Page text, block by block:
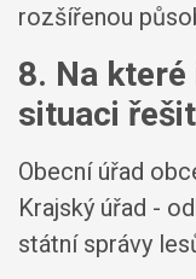
rozšířenou
8. Na
situaci řešit
Obecní úřad
Krajský úřad -
státní správy